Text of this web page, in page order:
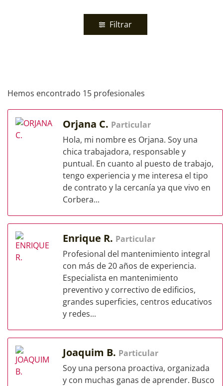
Filtrar
Hemos encontrado 15 profesionales
Orjana C. Particular
Hola, mi nombre es Orjana. Soy una
chica trabajadora, responsable y
puntual. En cuanto al puesto de trabajo,
tengo experiencia y me interesa el tipo
de contrato y la cercanía ya que vivo en
Corbera...
Enrique R. Particular
Profesional del mantenimiento integral
con más de 20 años de experiencia.
Especialista en mantenimiento
preventivo y correctivo de edificios,
grandes superficies, centros educativos
y redes...
Joaquim B. Particular
Soy una persona proactiva, organizada
y con muchas ganas de aprender. Busco